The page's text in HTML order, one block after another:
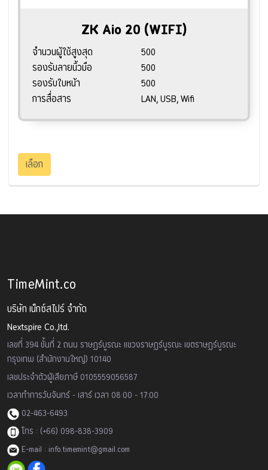
ZK Aio 20 (WIFI)
จำนวนผู้ใช้สูงสุด
500
รองรับลายนิ้วมือ
500
รองรับใบหน้า
500
การสื่อสาร
LAN, USB, Wifi
เลือก
TimeMint.co
บริษัท เน็กซ์สไปร์ จำกัด
Nextspire Co.,ltd.
เลขที่ 394 ชั้นที่ 2 ถนน ราษฏร์บูรณะ แขวงราษฏร์บูรณะ เขตราษฏร์บูรณะ
กรุงเทพ (สำนักงานใหญ่) 10140
เลขประจำตัวผู้เสียภาษี 0105559056587
เวลาทำการวันจันทร์ - เสาร์ เวลา 08:00 - 17:00
02-463-6493
โทร : (+66) 098-838-3909
E-mail : info.timemint@gmail.com